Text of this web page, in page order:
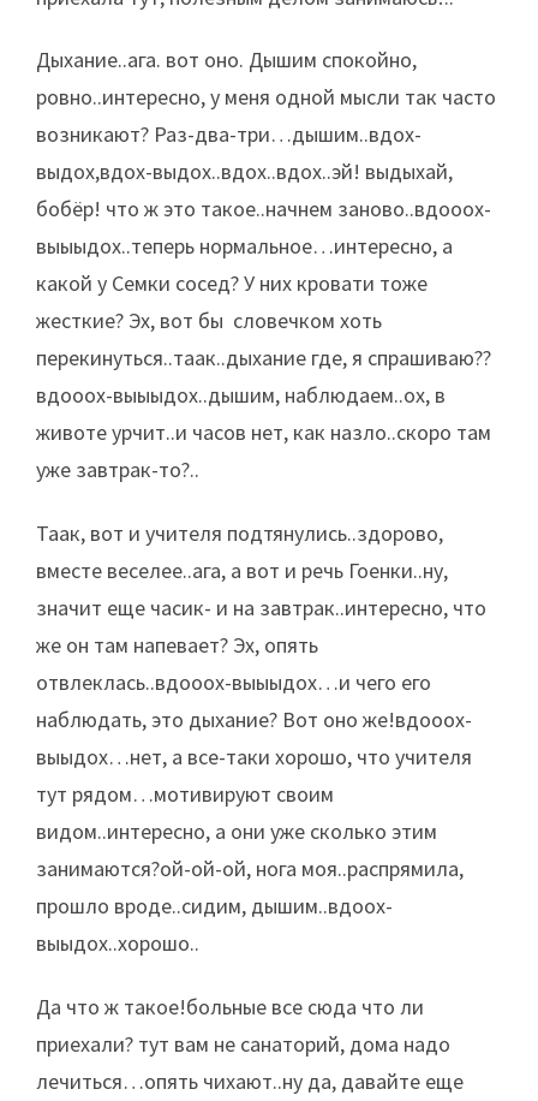
Дыхание..ага. вот оно. Дышим спокойно,
ровно..интересно, у меня одной мысли так часто
возникают? Раз-два-три…дышим..вдох-
выдох,вдох-выдох..вдох..вдох..эй! выдыхай,
бобёр! что ж это такое..начнем заново..вдооох-
выыыдох..теперь нормальное…интересно, а
какой у Семки сосед? У них кровати тоже
жесткие? Эх, вот бы словечком хоть
перекинуться..таак..дыхание где, я спрашиваю??
вдооох-выыыдох..дышим, наблюдаем..ох, в
животе урчит..и часов нет, как назло..скоро там
уже завтрак-то?..
Таак, вот и учителя подтянулись..здорово,
вместе веселее..ага, а вот и речь Гоенки..ну,
значит еще часик- и на завтрак..интересно, что
же он там напевает? Эх, опять
отвлеклась..вдооох-выыыдох…и чего его
наблюдать, это дыхание? Вот оно же!вдооох-
выыдох…нет, а все-таки хорошо, что учителя
тут рядом…мотивируют своим
видом..интересно, а они уже сколько этим
занимаются?ой-ой-ой, нога моя..распрямила,
прошло вроде..сидим, дышим..вдоох-
выыдох..хорошо..
Да что ж такое!больные все сюда что ли
приехали? тут вам не санаторий, дома надо
лечиться…опять чихают..ну да, давайте еще